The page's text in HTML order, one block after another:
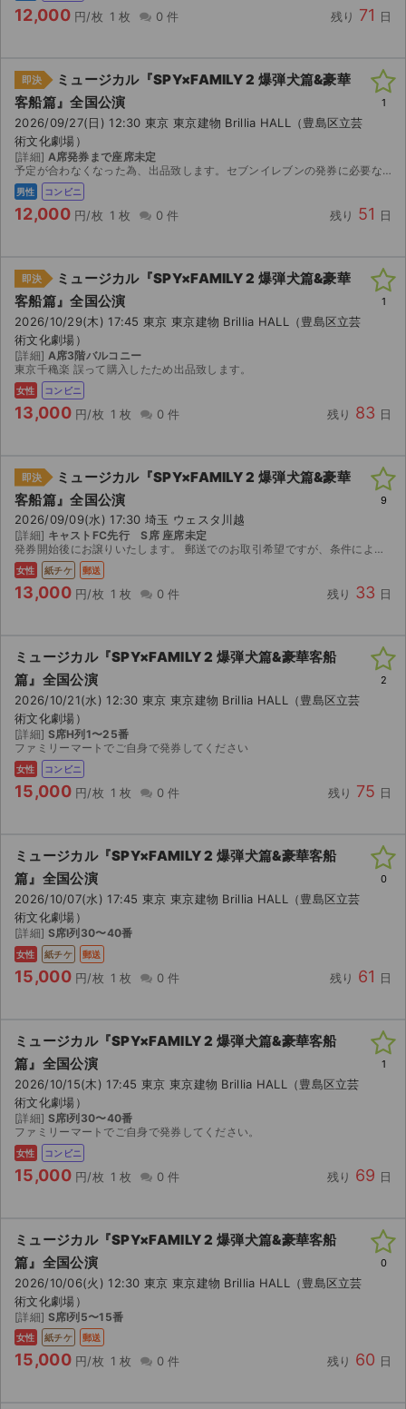
プライバシーポリシー
公演登録依頼
不正転売禁止法について
チケットジャムの取り組み
音楽情報
12,000 円/枚 1 枚 0 件 残り 71 日
即決
ミュージカル『SPY×FAMILY 2 爆弾犬篇&豪華
客船篇』全国公演
2026/09/27(日) 12:30 東京 東京建物 Brillia HALL（豊島区立芸
術文化劇場）
[詳細] A席発券まで座席未定
予定が合わなくなった為、出品致します。セブンイレブンの発券に必要な番号をご連絡します。公演日の3日前、連絡予定。
男性 コンビニ
12,000 円/枚 1 枚 0 件 残り 51 日
1
即決
ミュージカル『SPY×FAMILY 2 爆弾犬篇&豪華
客船篇』全国公演
2026/10/29(木) 17:45 東京 東京建物 Brillia HALL（豊島区立芸
術文化劇場）
[詳細] A席3階バルコニー
東京千穐楽 誤って購入したため出品致します。
女性 コンビニ
13,000 円/枚 1 枚 0 件 残り 83 日
1
即決
ミュージカル『SPY×FAMILY 2 爆弾犬篇&豪華
客船篇』全国公演
2026/09/09(水) 17:30 埼玉 ウェスタ川越
[詳細] キャストFC先行 S席 座席未定
発券開始後にお譲りいたします。 郵送でのお取引希望ですが、条件により都内手渡しも可能です。
女性 紙チケ 郵送
13,000 円/枚 1 枚 0 件 残り 33 日
9
ミュージカル『SPY×FAMILY 2 爆弾犬篇&豪華客船
篇』全国公演
2026/10/21(水) 12:30 東京 東京建物 Brillia HALL（豊島区立芸
術文化劇場）
[詳細] S席H列1〜25番
ファミリーマートでご自身で発券してください
女性 コンビニ
15,000 円/枚 1 枚 0 件 残り 75 日
2
ミュージカル『SPY×FAMILY 2 爆弾犬篇&豪華客船
篇』全国公演
2026/10/07(水) 17:45 東京 東京建物 Brillia HALL（豊島区立芸
術文化劇場）
[詳細] S席I列30〜40番
女性 紙チケ 郵送
15,000 円/枚 1 枚 0 件 残り 61 日
0
ミュージカル『SPY×FAMILY 2 爆弾犬篇&豪華客船
篇』全国公演
2026/10/15(木) 17:45 東京 東京建物 Brillia HALL（豊島区立芸
術文化劇場）
[詳細] S席I列30〜40番
ファミリーマートでご自身で発券してください。
女性 コンビニ
15,000 円/枚 1 枚 0 件 残り 69 日
1
ミュージカル『SPY×FAMILY 2 爆弾犬篇&豪華客船
篇』全国公演
2026/10/06(火) 12:30 東京 東京建物 Brillia HALL（豊島区立芸
術文化劇場）
[詳細] S席I列5〜15番
女性 紙チケ 郵送
15,000 円/枚 1 枚 0 件 残り 60 日
0